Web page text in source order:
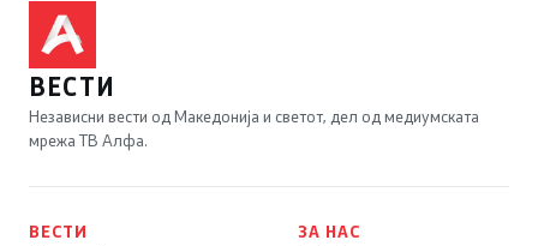
ВЕСТИ
Независни вести од Македонија и светот, дел од медиумската
мрежа ТВ Алфа.
ВЕСТИ
ЗА НАС